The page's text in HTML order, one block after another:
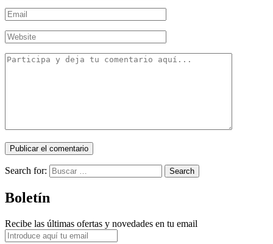
Search for: Search
Boletín
Recibe las últimas ofertas y novedades en tu email